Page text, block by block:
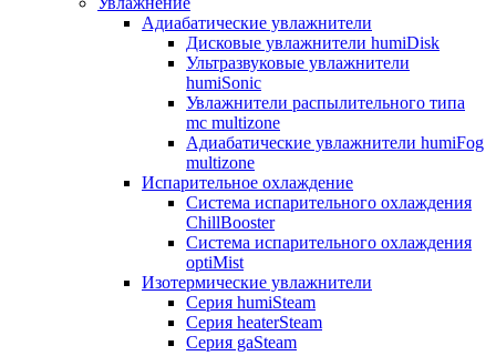
Адиабатические увлажнители
Дисковые увлажнители humiDisk
Ультразвуковые увлажнители
humiSonic
Увлажнители распылительного типа
mc multizone
Адиабатические увлажнители humiFog
multizone
Испарительное охлаждение
Система испарительного охлаждения
ChillBooster
Система испарительного охлаждения
optiMist
Изотермические увлажнители
Серия humiSteam
Серия heaterSteam
Серия gaSteam